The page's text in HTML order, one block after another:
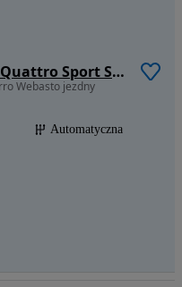
Audi A6 Avant 40 TDI mHEV Quattro Sport S tronic
Webasto jezdny
Automatyczna